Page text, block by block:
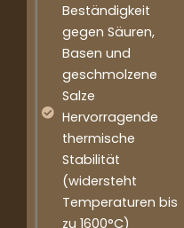
Beständigkeit
gegen Säuren,
Basen und
geschmolzene
Salze
Hervorragende
thermische
Stabilität
(widersteht
Temperaturen bis
zu 1600°C)